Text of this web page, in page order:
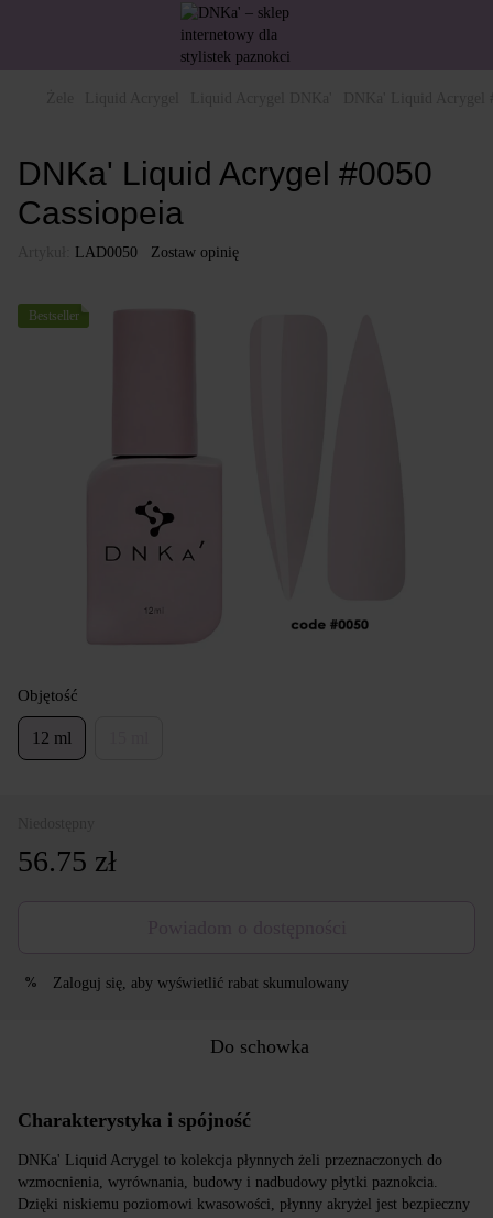
DNKa' Liquid Acrygel #0050
Cassiopeia
LAD0050 Zostaw opinię
Bestseller
Objętość
12 ml
56.75 zł
% Zaloguj się , aby wyświetlić rabat skumulowany
Do schowka
Charakterystyka i spójność
DNKa' Liquid Acrygel to kolekcja płynnych żeli przeznaczonych do
wzmocnienia, wyrównania, budowy i nadbudowy płytki paznokcia.
Dzięki niskiemu poziomowi kwasowości, płynny akryżel jest bezpieczny